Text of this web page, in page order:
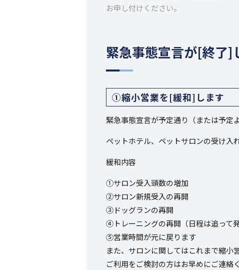
お申し付けください。
緊急事態宣言が[終了]
①縮小営業を[緩和]します
緊急事態宣言が予定通り（または予定
ペットホテル、ペットサロンの受け入
緩和内容
①サロン受入頭数の増加
②サロン新規受入の再開
③ドッグランの再開
④トレーニングの再開（日程は追って発
⑤営業時間が元に戻ります
また、サロンに関してはこれまで縮小
ご利用をご検討の方はお早めにご連絡